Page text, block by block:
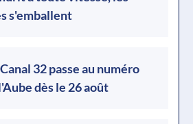
s'emballent
32 passe au numéro
dès le 26 août